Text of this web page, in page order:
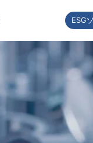
ルギー転換
ーシステム設置
貯蔵アプリケーション
グ
ネルギー管理
ニュース一覧
財
財
月
推動 利害
・フィロソフィー
ESG